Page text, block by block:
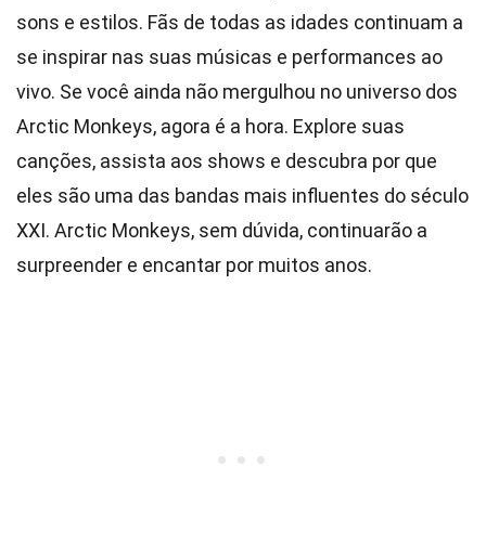
sons e estilos. Fãs de todas as idades continuam a
se inspirar nas suas músicas e performances ao
vivo. Se você ainda não mergulhou no universo dos
Arctic Monkeys, agora é a hora. Explore suas
canções, assista aos shows e descubra por que
eles são uma das bandas mais influentes do século
XXI. Arctic Monkeys, sem dúvida, continuarão a
surpreender e encantar por muitos anos.